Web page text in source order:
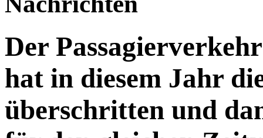
Der
hat in diesem Jahr
überschritten und